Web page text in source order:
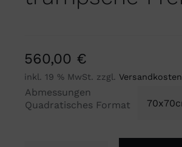
560,00 €
inkl. 19 % MwSt. zzgl. Versandkosten
Abmessungen
Quadratisches Format